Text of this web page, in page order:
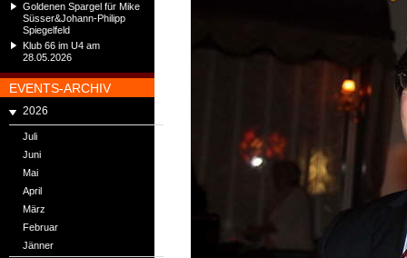
Goldenen Spargel für Mike
Süsser&Johann-Philipp
Spiegelfeld
Klub 66 im U4 am
28.05.2026
EVENTS-ARCHIV
2026
Juli
Juni
Mai
April
März
Februar
Jänner